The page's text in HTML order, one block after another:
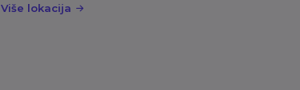
Više lokacija